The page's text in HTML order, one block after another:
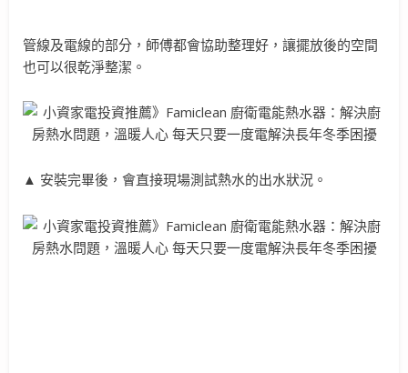
管線及電線的部分，師傅都會協助整理好，讓擺放後的空間
也可以很乾淨整潔。
▲ 安裝完畢後，會直接現場測試熱水的出水狀況。